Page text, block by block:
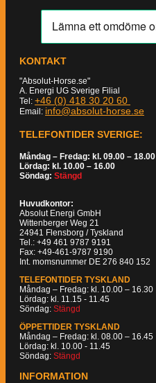
KONTAKT
"Absolut-Horse.se"
A. Energi UG Sverige Filial
Tel: +46 (0) 418 30 20 60
Email: info@absolut-horse.se
TELEFONTIDER SVERIGE:
Måndag – Fredag: kl. 09.00 – 18.00
Lördag: kl. 10.00 – 16.00
Söndag: Stängd
Huvudkontor:
Absolut Energi GmbH
Wittenberger Weg 21
24941 Flensborg / Tyskland
Tel.: +49 461 9787 9191
Fax: +49-461-9787 9190
Int. momsnummer DE 276 840 152
TELEFONTIDER TYSKLAND
Måndag – Fredag: kl. 10.00 – 16.30
Lördag: kl. 11.15 - 11.45
Söndag: Stängd
ÖPPETTIDER TYSKLAND
Måndag – Fredag: kl. 08.00 – 16.45
Lördag: kl. 10.00 - 11.45
Söndag: Stängd
INFORMATION